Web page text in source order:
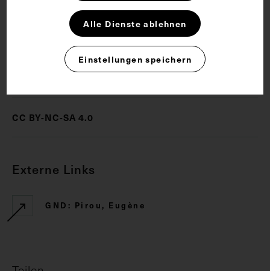
CC BY-NC-SA 4.0
Externe Links
GND: Pirou, Eugène
Alle Dienste ablehnen
Einstellungen speichern